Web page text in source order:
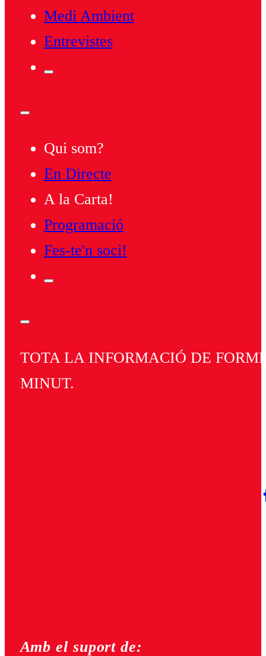
Medi Ambient
Entrevistes
Qui som?
En Directe
A la Carta!
Programació
Fes-te'n soci!
TOTA LA INFORMACIÓ DE
MINUT.
Amb el suport de: